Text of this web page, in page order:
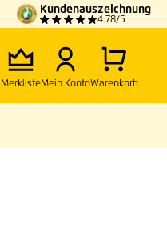
Kundenauszeichnung
4.78/5
MerklisteMein KontoWarenkorb